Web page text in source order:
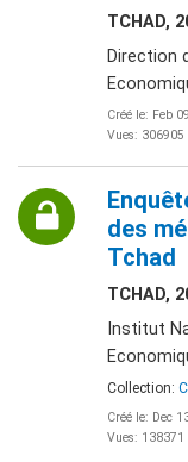
TCHAD,
Direction
Créé le: Feb
Vues: 306905
des
Tchad
TCHAD,
Institut
Collection:
Créé le: Dec
Vues: 138371